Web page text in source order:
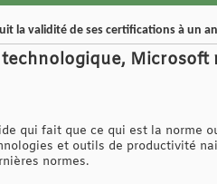
la validité de ses certifications à un an
qui fait que ce qui est la norme
et outils de productivité
normes.